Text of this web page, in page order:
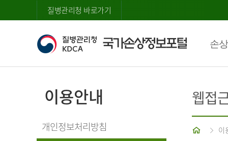
질병관리청 바로가기
손
이용안내
개인정보처리방침
웹접
홈 이